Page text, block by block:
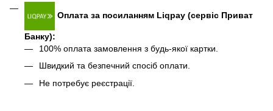
Оплата за посиланням Liqpay (сервіс Приват
Банку):
100% оплата замовлення з будь-якої картки.
Швидкий та безпечний спосіб оплати.
Не потребує реєстрації.